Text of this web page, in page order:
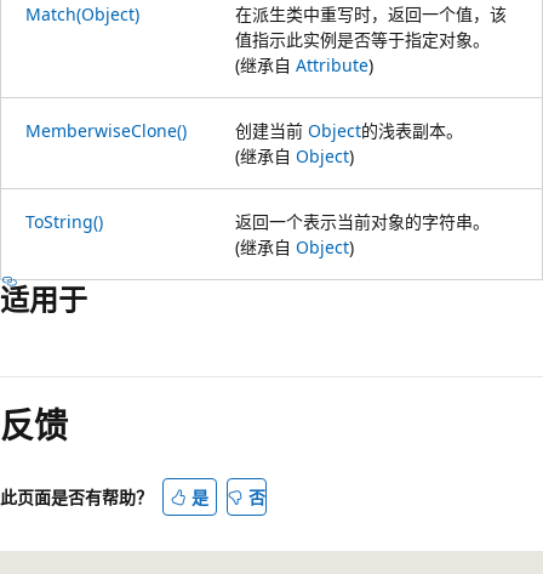
Match(Object)
在派生类中重写时，返回一个值，该
值指示此实例是否等于指定对象。
(继承自 Attribute)
MemberwiseClone() 创建当前 Object的浅表副本。
(继承自 Object)
ToString()
返回一个表示当前对象的字符串。
(继承自 Object)
适用于
读
模
已
用
反馈
此页面是否有帮助？ 是 否